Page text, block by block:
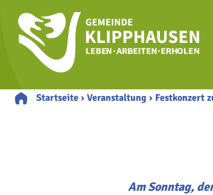
Startseite › Veranstaltung › Festkonzert
Am Sonntag,